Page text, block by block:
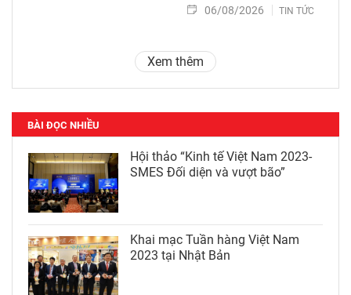
06/08/2026 TIN TỨC
Xem thêm
BÀI ĐỌC NHIỀU
Hội thảo “Kinh tế Việt Nam 2023-
SMES Đối diện và vượt bão”
Khai mạc Tuần hàng Việt Nam
2023 tại Nhật Bản